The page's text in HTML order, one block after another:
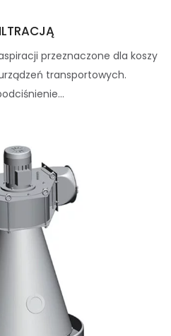
przeznaczone dla koszy
transportowych.